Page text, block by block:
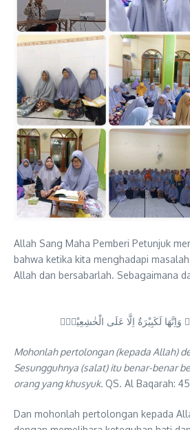
Allah Sang Maha Pemberi Petunjuk
bahwa ketika kita menghadapi
Allah dan bersabarlah. Sebagaimana
وَاِنَّهَا لَكَبِيْرَةٌ اِلَّا عَلَى الْخٰشِعِيْنَۙ
Mohonlah pertolongan (kepada Allah)
Sesungguhnya (salat) itu benar-benar
orang yang khusyuk. QS. Al Baqarah: 45
Dan mohonlah pertolongan kepada